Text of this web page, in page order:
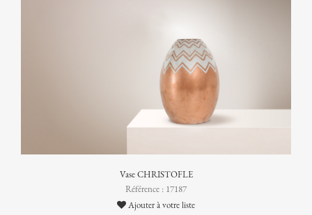
Vase CHRISTOFLE
Référence : 17187
Ajouter à votre liste